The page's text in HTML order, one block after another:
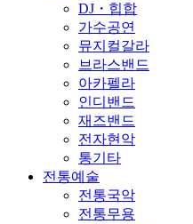
DJ・힙합
가수공연
뮤지컬갈라
브라스밴드
아카펠라
인디밴드
재즈밴드
전자현악
통기타
전통예술
전통국악
전통무용